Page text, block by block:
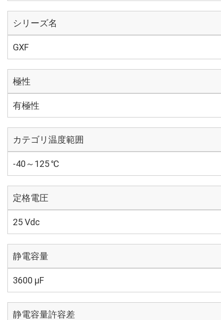
シリーズ名
GXF
極性
有極性
カテゴリ温度範囲
-40～125 ℃
定格電圧
25 Vdc
静電容量
3600 µF
静電容量許容差